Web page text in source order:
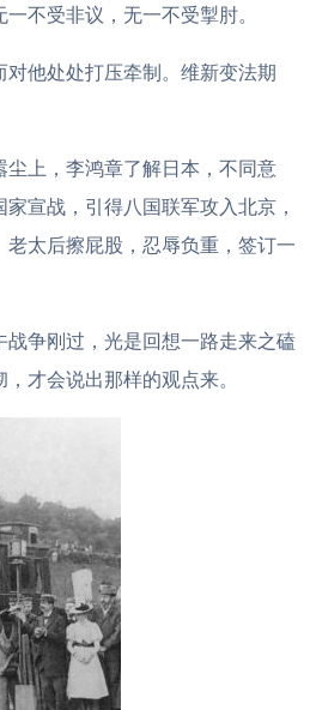
不受非议，无一不受掣肘。
他处处打压牵制。维新变法期
上，李鸿章了解日本，不同意
宣战，引得八国联军攻入北京，
太后擦屁股，忍辱负重，签订一
争刚过，光是回想一路走来之磕
才会说出那样的观点来。